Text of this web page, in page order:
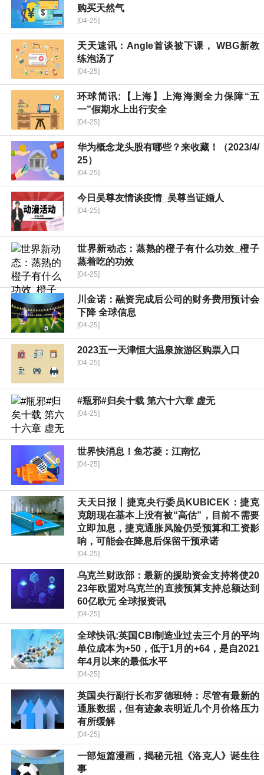
购买天然气
[04-25]
天天速讯：Angle首谈被下课， WBG新教
练泡汤了
[04-25]
环球简讯:【上海】上海海测全力保障“五
一”假期水上出行安全
[04-25]
华为概念龙头股有哪些？来收藏！（2023/4/
25）
[04-25]
今日吴尊友情谈疫情_吴尊当证婚人
[04-25]
世界新动态：蒸熟的橙子有什么功效_橙子
蒸着吃的功效
[04-25]
川金诺：融资完成后公司的财务费用预计会
下降 全球信息
[04-25]
2023五一天津恒大温泉旅游区购票入口
[04-25]
#瓶邪#归矣十载 第六十六章 虚无
[04-25]
世界快消息！鱼芯菱：江南忆
[04-25]
天天日报丨捷克央行委员KUBICEK：捷克
克朗现在基本上没有被“高估”，目前不需要
立即加息，捷克通胀风险仍受预算和工资影
响，可能会在降息后保留干预承诺
[04-25]
乌克兰财政部：最新的援助资金支持将使20
23年欧盟对乌克兰的直接预算支持总额达到
60亿欧元 全球报资讯
[04-25]
全球快讯:英国CBI制造业过去三个月的平均
单位成本为+50，低于1月的+64，是自2021
年4月以来的最低水平
[04-25]
英国央行副行长布罗德班特：尽管有最新的
通胀数据，但有迹象表明近几个月价格压力
有所缓解
[04-25]
一部短篇漫画，揭秘元祖《洛克人》诞生往
事